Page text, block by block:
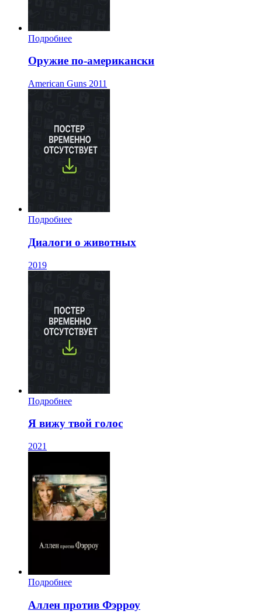
Подробнее
Оружие по-американски
American Guns 2011
Подробнее
Диалоги о животных
2019
Подробнее
Я вижу твой голос
2021
Подробнее
Аллен против Фэрроу